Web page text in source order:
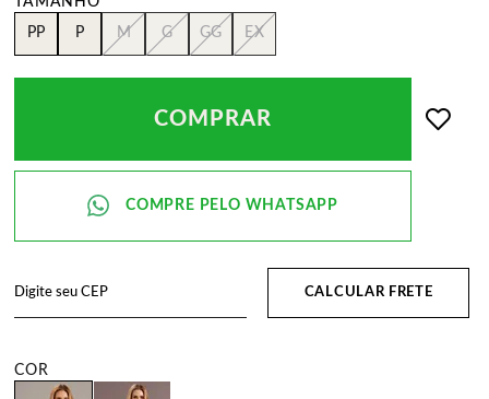
PP P M G GG EX
COMPRAR
CALCULAR FRETE